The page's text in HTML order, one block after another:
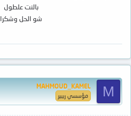
بالنت علطول
شو الحل وشكرا
M
MAHMOUD_KAMEL
مؤسسي ريبير